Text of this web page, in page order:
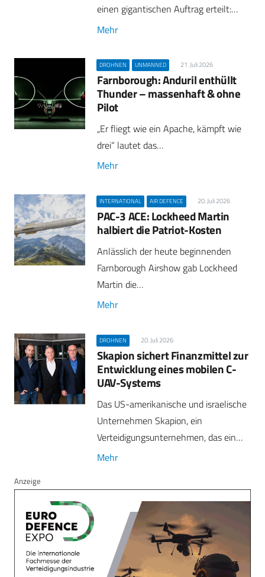
einen gigantischen Auftrag erteilt:…
Mehr
DROHNEN UNMANNED 21. Juli 2026
Farnborough: Anduril enthüllt
Thunder – massenhaft & ohne
Pilot
„Er fliegt wie ein Apache, kämpft wie
drei“ lautet das…
Mehr
INTERNATIONAL AIR DEFENCE 20. Juli 2026
PAC-3 ACE: Lockheed Martin
halbiert die Patriot-Kosten
Anlässlich der heute beginnenden
Farnborough Airshow gab Lockheed
Martin die…
Mehr
DROHNEN 20. Juli 2026
Skapion sichert Finanzmittel zur
Entwicklung eines mobilen C-
UAV-Systems
Das US-amerikanische und israelische
Unternehmen Skapion, ein
Verteidigungsunternehmen, das ein…
Mehr
Anzeige